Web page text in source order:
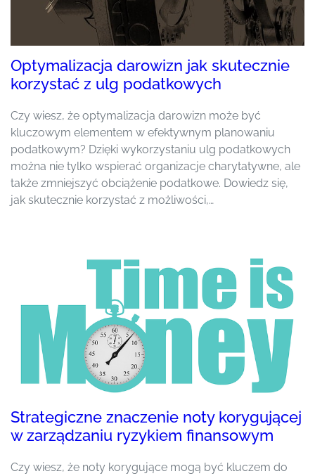
Optymalizacja darowizn jak skutecznie
korzystać z ulg podatkowych
Czy wiesz, że optymalizacja darowizn może być
kluczowym elementem w efektywnym planowaniu
podatkowym? Dzięki wykorzystaniu ulg podatkowych
można nie tylko wspierać organizacje charytatywne, ale
także zmniejszyć obciążenie podatkowe. Dowiedz się,
jak skutecznie korzystać z możliwości,…
Strategiczne znaczenie noty korygującej
w zarządzaniu ryzykiem finansowym
Czy wiesz, że noty korygujące mogą być kluczem do